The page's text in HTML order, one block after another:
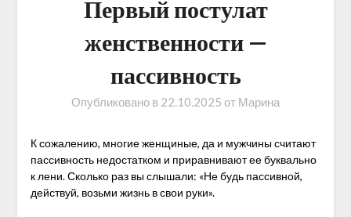
Первый постулат
женственности —
пассивность
Опубликовано в 22.10.2025 от Марина
К сожалению, многие женщиные, да и мужчины считают
пассивность недостатком и приравнивают ее буквально
к лени. Сколько раз вы слышали: «Не будь пассивной,
действуй, возьми жизнь в свои руки».